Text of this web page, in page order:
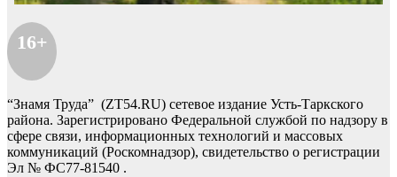
16+
“Знамя Труда” (ZT54.RU) сетевое издание Усть-Таркского
района. Зарегистрировано Федеральной службой по надзору в
сфере связи, информационных технологий и массовых
коммуникаций (Роскомнадзор), свидетельство о регистрации
Эл № ФС77-81540 .